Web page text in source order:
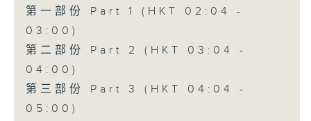
第一部份 Part 1 (HKT 02:04 -
03:00)
第二部份 Part 2 (HKT 03:04 -
04:00)
第三部份 Part 3 (HKT 04:04 -
05:00)